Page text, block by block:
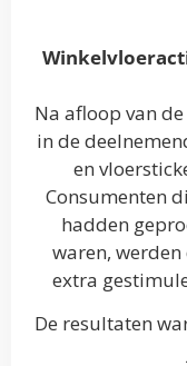
Na afloop van
in de
en
Consumenten
hadden
waren,
extra
De resultaten